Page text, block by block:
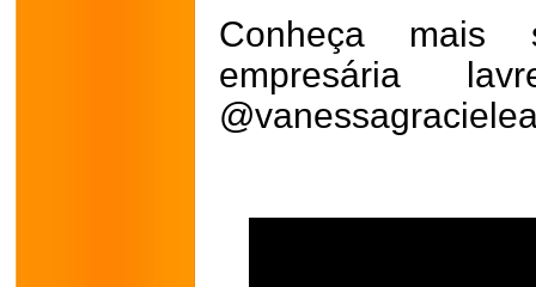
Conheça
empresária